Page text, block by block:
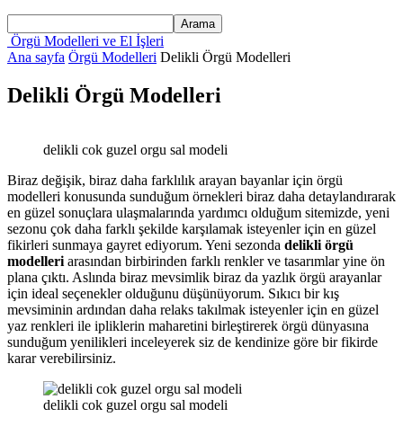
Örgü Modelleri ve El İşleri
Ana sayfa Örgü Modelleri Delikli Örgü Modelleri
Delikli Örgü Modelleri
delikli cok guzel orgu sal modeli
Biraz değişik, biraz daha farklılık arayan bayanlar için örgü
modelleri konusunda sunduğum örnekleri biraz daha detaylandırarak
en güzel sonuçlara ulaşmalarında yardımcı olduğum sitemizde, yeni
sezonu çok daha farklı şekilde karşılamak isteyenler için en güzel
fikirleri sunmaya gayret ediyorum. Yeni sezonda delikli örgü
modelleri arasından birbirinden farklı renkler ve tasarımlar yine ön
plana çıktı. Aslında biraz mevsimlik biraz da yazlık örgü arayanlar
için ideal seçenekler olduğunu düşünüyorum. Sıkıcı bir kış
mevsiminin ardından daha relaks takılmak isteyenler için en güzel
yaz renkleri ile ipliklerin maharetini birleştirerek örgü dünyasına
sunduğum yenilikleri inceleyerek siz de kendinize göre bir fikirde
karar verebilirsiniz.
delikli cok guzel orgu sal modeli